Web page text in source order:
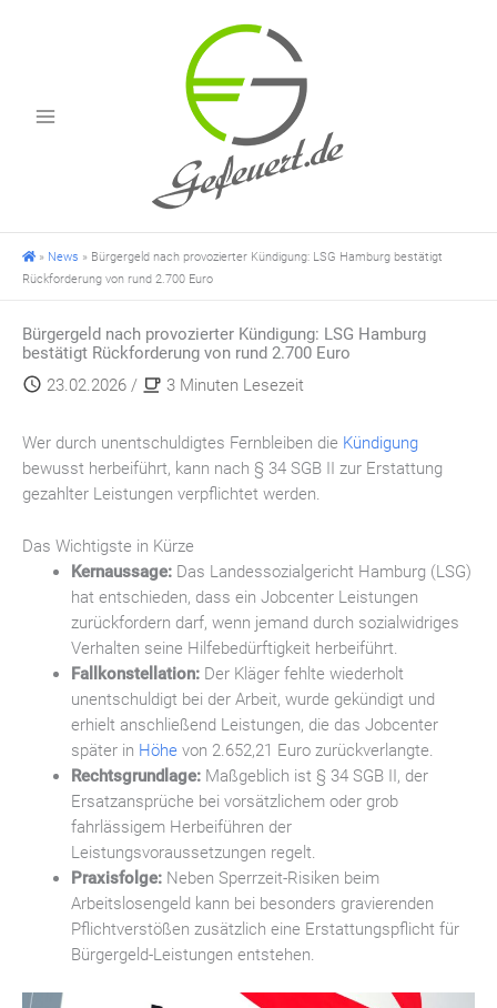
» News » Bürgergeld nach provozierter Kündigung: LSG Hamburg bestätigt
Rückforderung von rund 2.700 Euro
Bürgergeld nach provozierter Kündigung: LSG Hamburg
bestätigt Rückforderung von rund 2.700 Euro
23.02.2026 / 3 Minuten Lesezeit
Wer durch unentschuldigtes Fernbleiben die Kündigung
bewusst herbeiführt, kann nach § 34 SGB II zur Erstattung
gezahlter Leistungen verpflichtet werden.
Das Wichtigste in Kürze
Kernaussage:Das Landessozialgericht Hamburg (LSG)
hat entschieden, dass ein Jobcenter Leistungen
zurückfordern darf, wenn jemand durch sozialwidriges
Verhalten seine Hilfebedürftigkeit herbeiführt.
Fallkonstellation:Der Kläger fehlte wiederholt
unentschuldigt bei der Arbeit, wurde gekündigt und
erhielt anschließend Leistungen, die das Jobcenter
später in Höhevon 2.652,21 Euro zurückverlangte.
Rechtsgrundlage:Maßgeblich ist § 34 SGB II, der
Ersatzansprüche bei vorsätzlichem oder grob
fahrlässigem Herbeiführen der
Leistungsvoraussetzungen regelt.
Praxisfolge:Neben Sperrzeit-Risiken beim
Arbeitslosengeld kann bei besonders gravierenden
Pflichtverstößen zusätzlich eine Erstattungspflicht für
Bürgergeld-Leistungen entstehen.